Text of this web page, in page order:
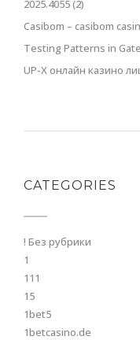
2025.4055 (2)
Casibom – casibom
Testing Patterns in
UP-X онлайн казино
CATEGORIES
! Без рубрики
1
111
15
1bet5
1betcasino.de